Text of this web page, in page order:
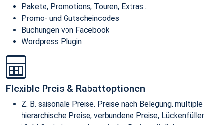
Pakete, Promotions, Touren, Extras...
Promo- und Gutscheincodes
Buchungen von Facebook
Wordpress Plugin
Flexible Preis & Rabattoptionen
Z. B. saisonale Preise, Preise nach Belegung, multiple
hierarchische Preise, verbundene Preise, Lückenfüller